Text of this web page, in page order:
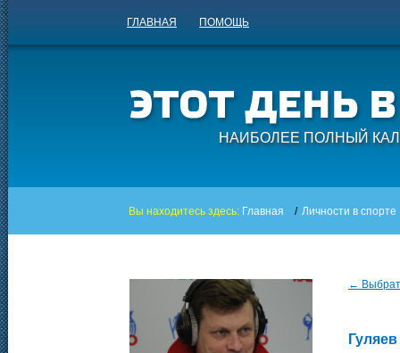
ГЛАВНАЯ ПОМОЩЬ
НАИБОЛЕЕ ПОЛНЫЙ
Вы находитесь здесь: Главная / Личности в спорте
←